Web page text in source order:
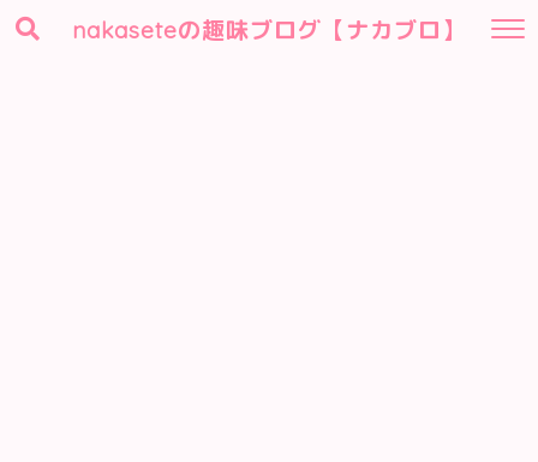
nakaseteの趣味ブログ【ナカブロ】